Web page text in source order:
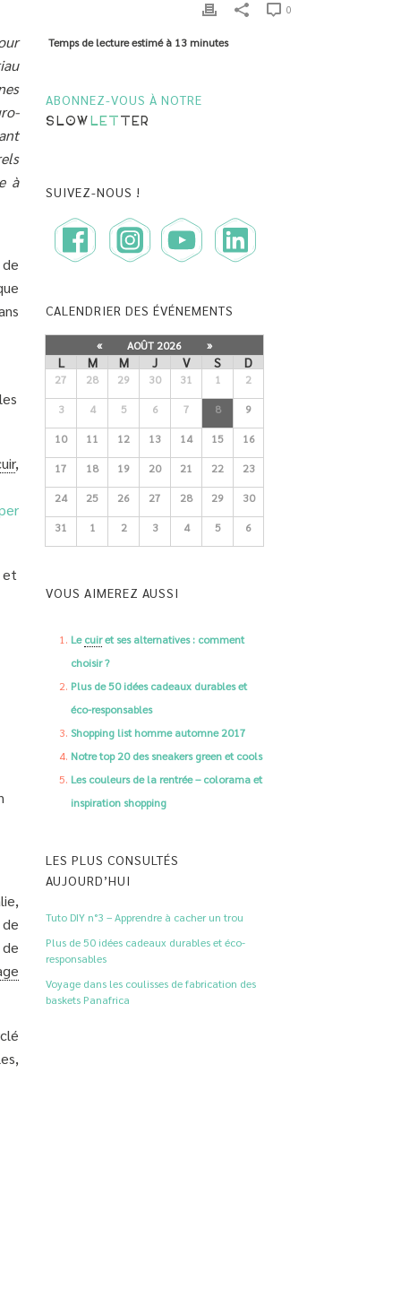
0
à
,
et
Temps de lecture estimé à 13 minutes
ABONNEZ-VOUS À NOTRE
SLOW LET TER
SUIVEZ-NOUS !
CALENDRIER DES ÉVÉNEMENTS
« AOÛT 2026 »
L M M J V S D
27 28 29 30 31 1 2
3 4 5 6 7 8 9
10 11 12 13 14 15 16
17 18 19 20 21 22 23
24 25 26 27 28 29 30
31 1 2 3 4 5 6
VOUS AIMEREZ AUSSI
Lecuiret ses alternatives : comment
choisir ?
Plus de 50 idées cadeaux durables et
éco-responsables
Shopping list homme automne 2017
Notre top 20 des sneakers green et cools
Les couleurs de la rentrée – colorama et
inspiration shopping
LES PLUS CONSULTÉS
AUJOURD’HUI
Tuto DIY n°3 – Apprendre à cacher un trou
Plus de 50 idées cadeaux durables et éco-
responsables
Voyage dans les coulisses de fabrication des
baskets Panafrica